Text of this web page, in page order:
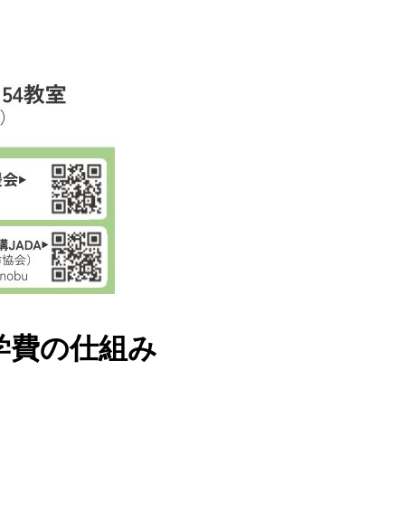
費の仕組み